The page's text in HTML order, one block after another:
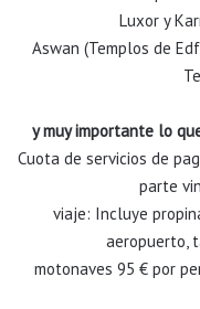
Luxor y
Aswan (Templos de
y muy importante lo
Cuota de servicios de
parte
viaje: Incluye
aeropuerto,
motonaves 95 € por